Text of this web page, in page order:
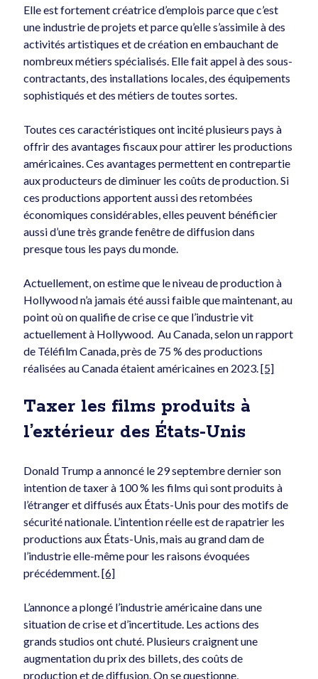
français
Général
Municipal
Non classé
PLC-région de Québec
Politique canadienne
Technologies
Elle est fortement créatrice d’emplois parce que c’est
une industrie de projets et parce qu’elle s’assimile à des
activités artistiques et de création en embauchant de
nombreux métiers spécialisés. Elle fait appel à des sous-
contractants, des installations locales, des équipements
sophistiqués et des métiers de toutes sortes.
Toutes ces caractéristiques ont incité plusieurs pays à
offrir des avantages fiscaux pour attirer les productions
américaines. Ces avantages permettent en contrepartie
aux producteurs de diminuer les coûts de production. Si
ces productions apportent aussi des retombées
économiques considérables, elles peuvent bénéficier
aussi d’une très grande fenêtre de diffusion dans
presque tous les pays du monde.
Actuellement, on estime que le niveau de production à
Hollywood n’a jamais été aussi faible que maintenant, au
point où on qualifie de crise ce que l’industrie vit
actuellement à Hollywood. Au Canada, selon un rapport
de Téléfilm Canada, près de 75 % des productions
réalisées au Canada étaient américaines en 2023.[5]
Taxer les films produits à
l’extérieur des États-Unis
Donald Trump a annoncé le 29 septembre dernier son
intention de taxer à 100 % les films qui sont produits à
l’étranger et diffusés aux États-Unis pour des motifs de
sécurité nationale. L’intention réelle est de rapatrier les
productions aux États-Unis, mais au grand dam de
l’industrie elle-même pour les raisons évoquées
précédemment.[6]
L’annonce a plongé l’industrie américaine dans une
situation de crise et d’incertitude. Les actions des
grands studios ont chuté. Plusieurs craignent une
augmentation du prix des billets, des coûts de
production et de diffusion. On se questionne,